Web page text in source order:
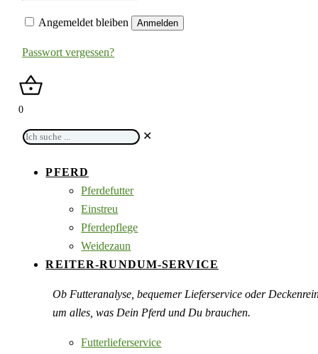
Angemeldet bleiben Anmelden
Passwort vergessen?
0
Ich
✕
PFERD
Pferdefutter
Einstreu
Pferdepflege
Weidezaun
REITER-RUNDUM-SERVICE
Ob Futteranalyse, bequemer Lieferservice oder
um alles, was Dein Pferd und Du brauchen.
Futterlieferservice